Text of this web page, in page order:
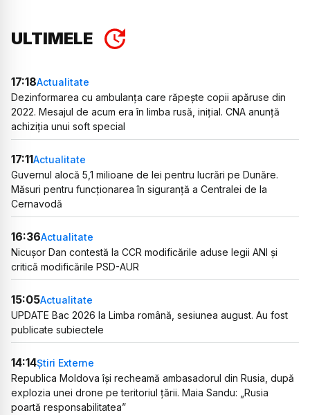
ULTIMELE
17:18Actualitate
Dezinformarea cu ambulanța care răpește copii apăruse din
2022. Mesajul de acum era în limba rusă, inițial. CNA anunță
achiziția unui soft special
17:11Actualitate
Guvernul alocă 5,1 milioane de lei pentru lucrări pe Dunăre.
Măsuri pentru funcționarea în siguranță a Centralei de la
Cernavodă
16:36Actualitate
Nicușor Dan contestă la CCR modificările aduse legii ANI și
critică modificările PSD-AUR
15:05Actualitate
UPDATE Bac 2026 la Limba română, sesiunea august. Au fost
publicate subiectele
14:14Știri Externe
Republica Moldova își recheamă ambasadorul din Rusia, după
explozia unei drone pe teritoriul țării. Maia Sandu: „Rusia
poartă responsabilitatea”